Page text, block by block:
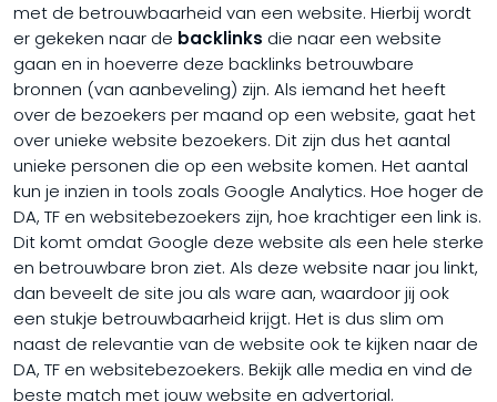
met de betrouwbaarheid van een website. Hierbij wordt
er gekeken naar de backlinks die naar een website
gaan en in hoeverre deze backlinks betrouwbare
bronnen (van aanbeveling) zijn. Als iemand het heeft
over de bezoekers per maand op een website, gaat het
over unieke website bezoekers. Dit zijn dus het aantal
unieke personen die op een website komen. Het aantal
kun je inzien in tools zoals Google Analytics. Hoe hoger de
DA, TF en websitebezoekers zijn, hoe krachtiger een link is.
Dit komt omdat Google deze website als een hele sterke
en betrouwbare bron ziet. Als deze website naar jou linkt,
dan beveelt de site jou als ware aan, waardoor jij ook
een stukje betrouwbaarheid krijgt. Het is dus slim om
naast de relevantie van de website ook te kijken naar de
DA, TF en websitebezoekers. Bekijk alle media en vind de
beste match met jouw website en advertorial.